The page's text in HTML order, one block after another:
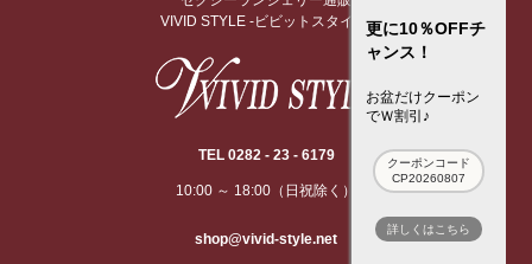
VIVID STYLE -ビビットスタイル-
TEL 0282 - 23 - 6179
10:00 ～ 18:00（日祝除く）
shop@vivid-style.net
更に10％OFFチ
ャンス！
お盆だけクーポン
でＷ割引♪
クーポンコード
CP20260807
詳しくはこちら